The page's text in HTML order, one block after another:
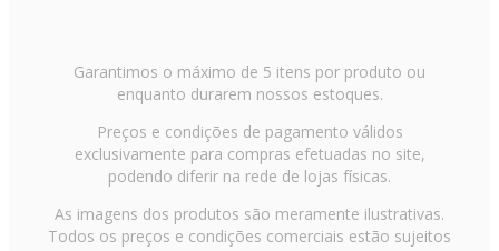
Garantimos o máximo de 5 itens por produto ou
enquanto durarem nossos estoques.
Preços e condições de pagamento válidos
exclusivamente para compras efetuadas no site,
podendo diferir na rede de lojas físicas.
As imagens dos produtos são meramente ilustrativas.
Todos os preços e condições comerciais estão sujeitos